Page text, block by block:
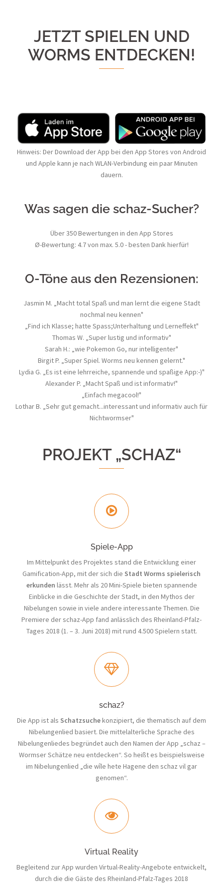
JETZT SPIELEN UND
WORMS ENTDECKEN!
Hinweis: Der Download der App bei den App Stores von Android
und Apple kann je nach WLAN-Verbindung ein paar Minuten
dauern.
Was sagen die schaz-Sucher?
Über 350 Bewertungen in den App Stores
Ø-Bewertung: 4.7 von max. 5.0 - besten Dank hierfür!
O-Töne aus den Rezensionen:
Jasmin M. „Macht total Spaß und man lernt die eigene Stadt
nochmal neu kennen"
„Find ich Klasse; hatte Spass;Unterhaltung und Lerneffekt"
Thomas W. „Super lustig und informativ"
Sarah H.: „wie Pokemon Go, nur intelligenter"
Birgit P. „Super Spiel. Worms neu kennen gelernt."
Lydia G. „Es ist eine lehrreiche, spannende und spaßige App:-)"
Alexander P. „Macht Spaß und ist informativ!"
„Einfach megacool!"
Lothar B. „Sehr gut gemacht...interessant und informativ auch für
Nichtwormser"
PROJEKT „SCHAZ“
Spiele-App
Im Mittelpunkt des Projektes stand die Entwicklung einer
Gamification-App, mit der sich die Stadt Worms spielerisch
erkunden lässt. Mehr als 20 Mini-Spiele bieten spannende
Einblicke in die Geschichte der Stadt, in den Mythos der
Nibelungen sowie in viele andere interessante Themen. Die
Premiere der schaz-App fand anlässlich des Rheinland-Pfalz-
Tages 2018 (1. – 3. Juni 2018) mit rund 4.500 Spielern statt.
schaz?
Die App ist als Schatzsuchekonzipiert, die thematisch auf dem
Nibelungenlied basiert. Die mittelalterliche Sprache des
Nibelungenliedes begründet auch den Namen der App „schaz –
Wormser Schätze neu entdecken“. So heißt es beispielsweise
im Nibelungenlied „die wîle hete Hagene den schaz vil gar
genomen“.
Virtual Reality
Begleitend zur App wurden Virtual-Reality-Angebote entwickelt,
durch die die Gäste des Rheinland-Pfalz-Tages 2018